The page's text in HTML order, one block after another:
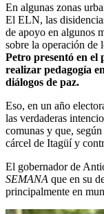
En algunas zonas
El ELN, las
de apoyo en algunos
sobre la operación de
Petro presentó en el
realizar pedagogía
diálogos de paz.
Eso, en un año
las verdaderas
comunas y que,
cárcel de Itagüí y
El gobernador de
SEMANA que en su
principalmente en